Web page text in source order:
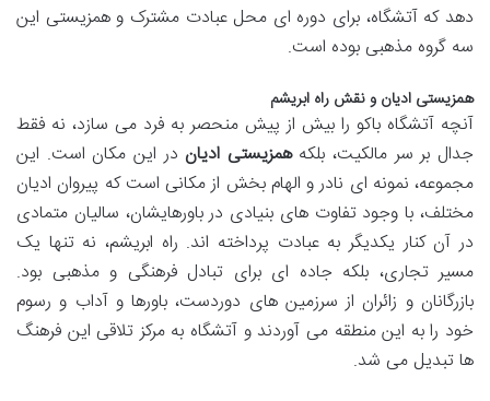
دهد که آتشگاه، برای دوره ای محل عبادت مشترک و همزیستی این
سه گروه مذهبی بوده است.
همزیستی ادیان و نقش راه ابریشم
آنچه آتشگاه باکو را بیش از پیش منحصر به فرد می سازد، نه فقط
جدال بر سر مالکیت، بلکههمزیستی ادیان در این مکان است. این
مجموعه، نمونه ای نادر و الهام بخش از مکانی است که پیروان ادیان
مختلف، با وجود تفاوت های بنیادی در باورهایشان، سالیان متمادی
در آن کنار یکدیگر به عبادت پرداخته اند. راه ابریشم، نه تنها یک
مسیر تجاری، بلکه جاده ای برای تبادل فرهنگی و مذهبی بود.
بازرگانان و زائران از سرزمین های دوردست، باورها و آداب و رسوم
خود را به این منطقه می آوردند و آتشگاه به مرکز تلاقی این فرهنگ
ها تبدیل می شد.